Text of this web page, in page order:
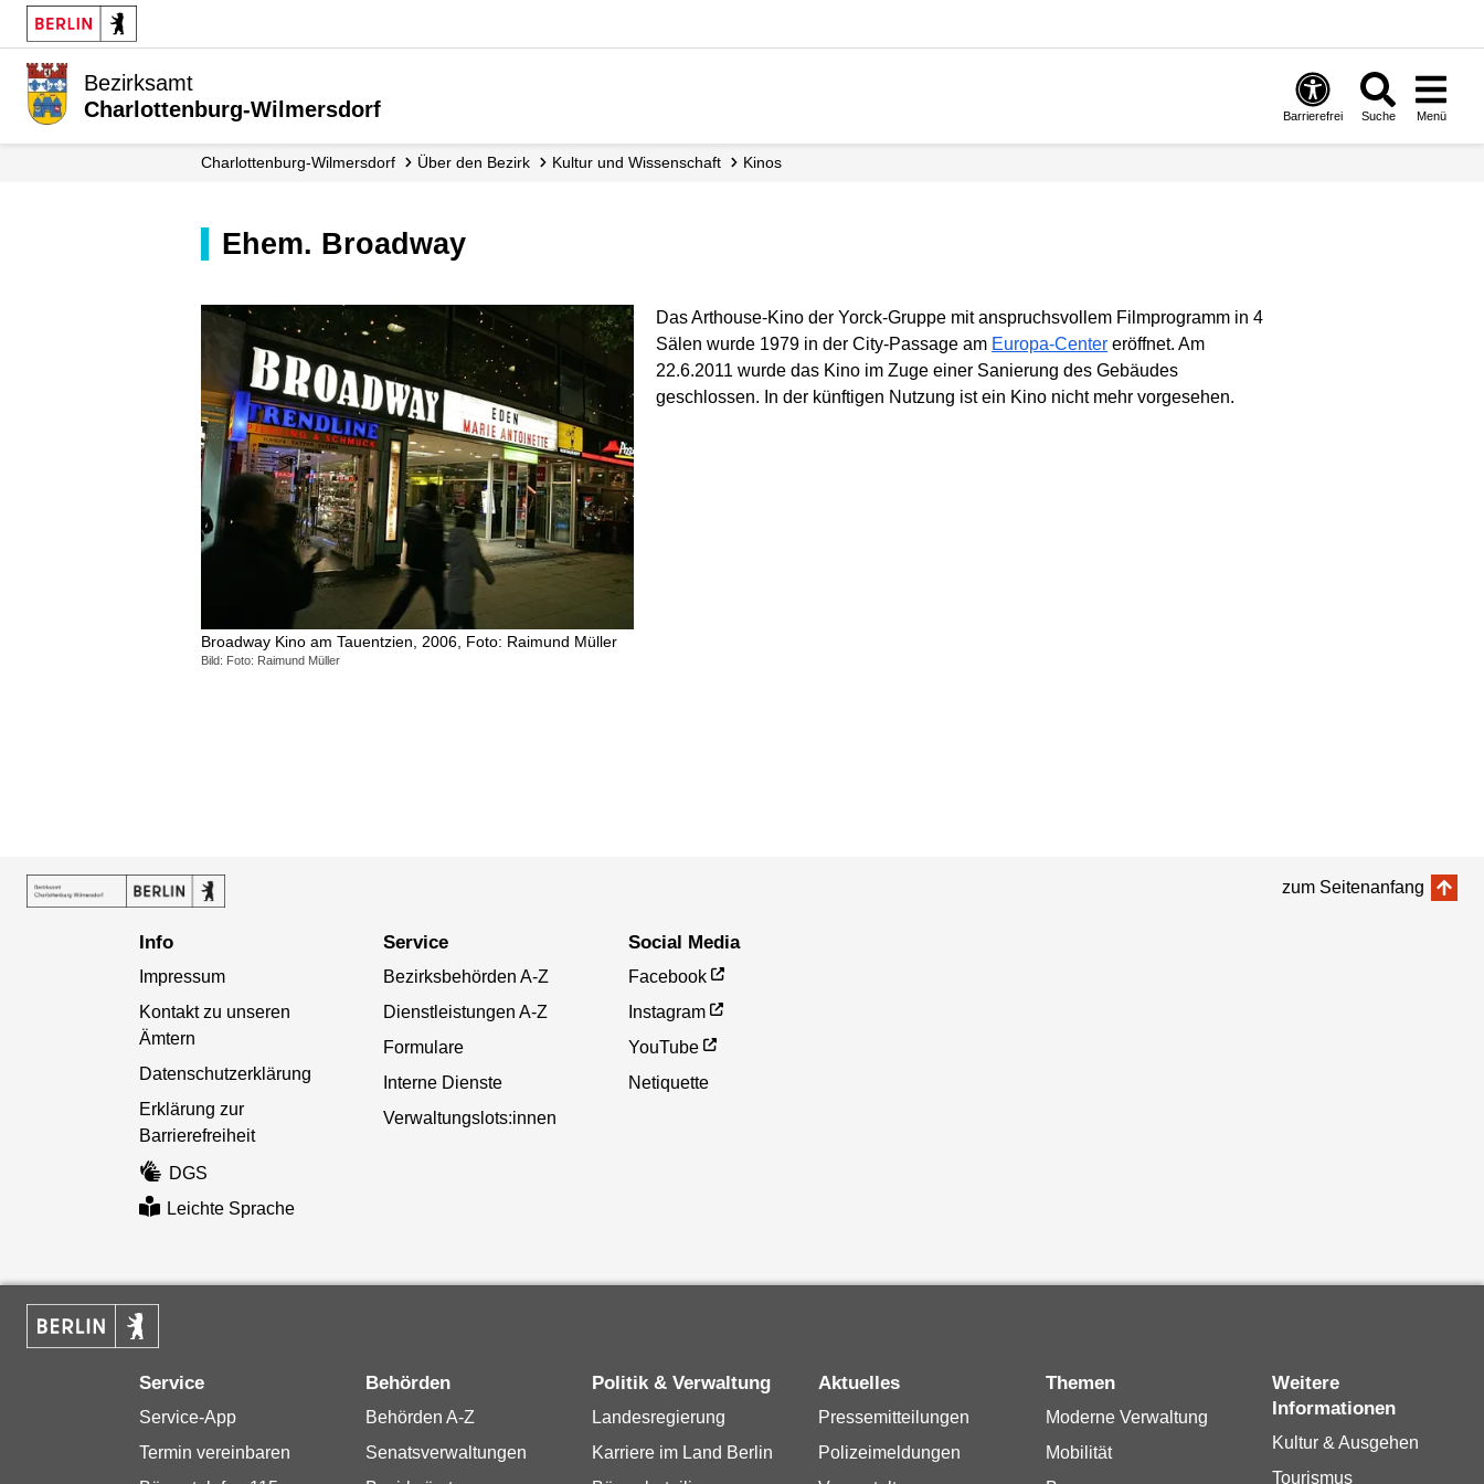
Bezirksamt
Charlottenburg-Wilmersdorf
Barrierefrei Suche Menü
Charlottenburg-Wilmersdorf Über den Bezirk Kultur und Wissenschaft Kinos
Ehem. Broadway
Broadway Kino am Tauentzien, 2006, Foto: Raimund Müller
Bild: Foto: Raimund Müller
Das Arthouse-Kino der Yorck-Gruppe mit anspruchsvollem Filmprogramm in 4
Sälen wurde 1979 in der City-Passage am Europa-Center eröffnet. Am
22.6.2011 wurde das Kino im Zuge einer Sanierung des Gebäudes
geschlossen. In der künftigen Nutzung ist ein Kino nicht mehr vorgesehen.
zum Seitenanfang
Info
Impressum
Kontakt zu unseren
Ämtern
Datenschutzerklärung
Erklärung zur
Barrierefreiheit
DGS
Leichte Sprache
Service
Bezirksbehörden A-Z
Dienstleistungen A-Z
Formulare
Interne Dienste
Verwaltungslots:innen
Social Media
Facebook
Instagram
YouTube
Netiquette
Service
Service-App
Termin vereinbaren
Behörden
Behörden A-Z
Senatsverwaltungen
Politik & Verwaltung
Landesregierung
Karriere im Land Berlin
Aktuelles
Pressemitteilungen
Polizeimeldungen
Themen
Moderne Verwaltung
Mobilität
Weitere
Informationen
Kultur & Ausgehen
Tourismus